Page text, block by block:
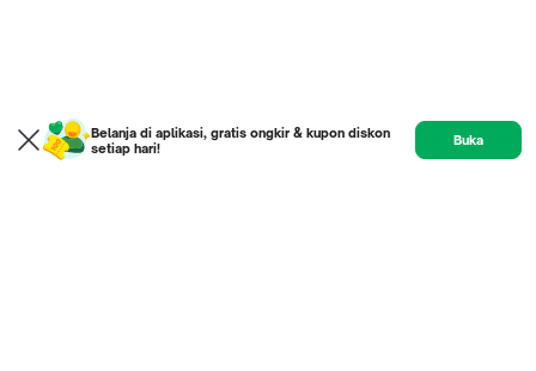
Belanja di aplikasi, gratis ongkir & kupon diskon
setiap hari!
Buka